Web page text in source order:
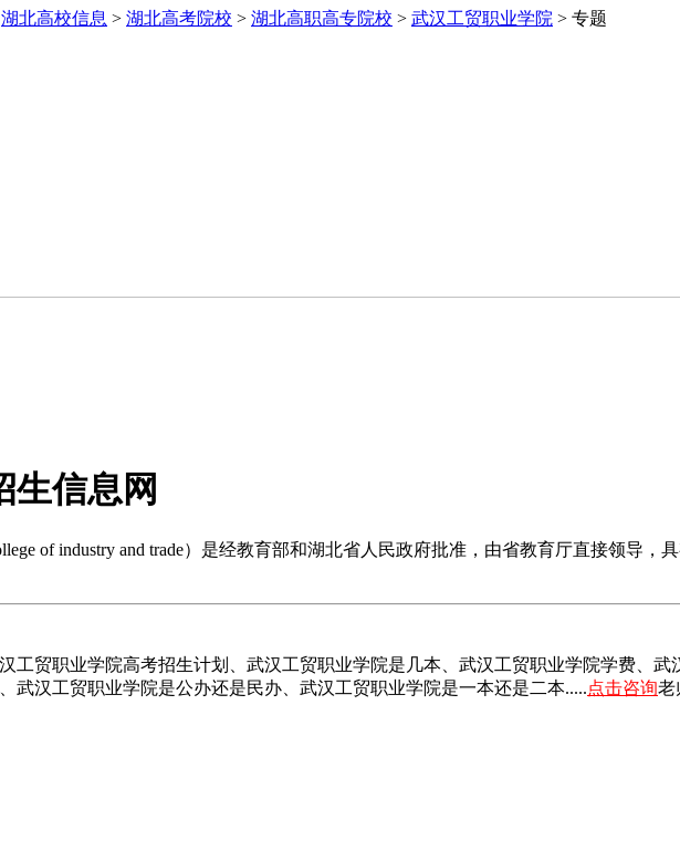
湖北高校信息 > 湖北高考院校 > 湖北高职高专院校 > 武汉工贸职业学院 > 专题
生信息网
of industry and trade）是经教育部和湖北省人民政府批准，由省教育厅直接领导
工贸职业学院高考招生计划、武汉工贸职业学院是几本、武汉工贸职业学院学费、
武汉工贸职业学院是公办还是民办、武汉工贸职业学院是一本还是二本.....点击咨询老